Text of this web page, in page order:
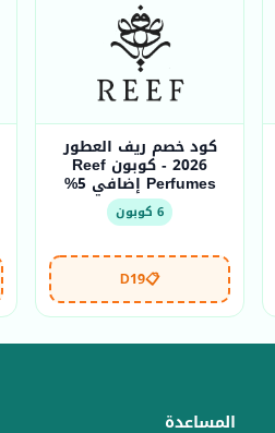
كود خصم ريف العطور
2026 - كوبون Reef
Perfumes إضافي 5%
6 كوبون
📋
D19
المساعدة